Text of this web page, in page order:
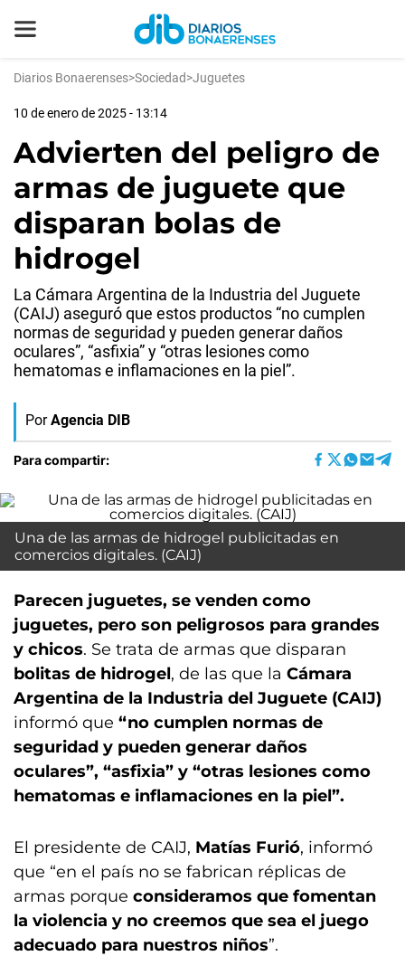
Diarios Bonaerenses>Sociedad>Juguetes
10 de enero de 2025 - 13:14
Advierten del peligro de
armas de juguete que
disparan bolas de
hidrogel
La Cámara Argentina de la Industria del Juguete
(CAIJ) aseguró que estos productos “no cumplen
normas de seguridad y pueden generar daños
oculares”, “asfixia” y “otras lesiones como
hematomas e inflamaciones en la piel”.
Por Agencia DIB
Para compartir:
Una de las armas de hidrogel publicitadas en
comercios digitales. (CAIJ)
Parecen juguetes, se venden como
juguetes, pero son peligrosos para grandes
y chicos. Se trata de armas que disparan
bolitas de hidrogel, de las que la Cámara
Argentina de la Industria del Juguete (CAIJ)
informó que “no cumplen normas de
seguridad y pueden generar daños
oculares”, “asfixia” y “otras lesiones como
hematomas e inflamaciones en la piel”.
El presidente de CAIJ, Matías Furió, informó
que “en el país no se fabrican réplicas de
armas porque consideramos que fomentan
la violencia y no creemos que sea el juego
adecuado para nuestros niños”.